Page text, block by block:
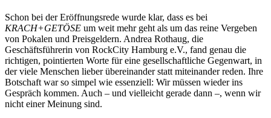
Schon bei der Eröffnungsrede wurde klar, dass es bei
KRACH+GETÖSE um weit mehr geht als um das reine Vergeben
von Pokalen und Preisgeldern. Andrea Rothaug, die
Geschäftsführerin von RockCity Hamburg e.V., fand genau die
richtigen, pointierten Worte für eine gesellschaftliche Gegenwart, in
der viele Menschen lieber übereinander statt miteinander reden. Ihre
Botschaft war so simpel wie essenziell: Wir müssen wieder ins
Gespräch kommen. Auch – und vielleicht gerade dann –, wenn wir
nicht einer Meinung sind.